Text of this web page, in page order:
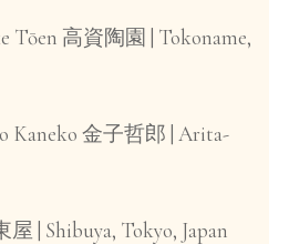
Tōen 高資陶園
| Tokoname,
Kaneko 金子哲郎 | Arita-
屋 | Shibuya, Tokyo, Japan